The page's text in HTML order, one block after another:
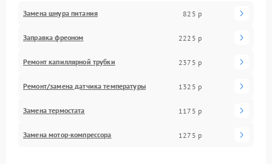
Замена шнура питания 825 р
Заправка фреоном 2225 р
Ремонт капиллярной трубки 2375 р
Ремонт/замена датчика температуры 1325 р
Замена термостата 1175 р
Замена мотор-компрессора 1275 р